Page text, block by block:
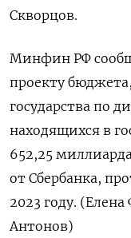
Скворцов.
Минфин РФ
проекту
государства по
находящихся в
652,25
от Сбербанка,
2023 году.
Антонов)